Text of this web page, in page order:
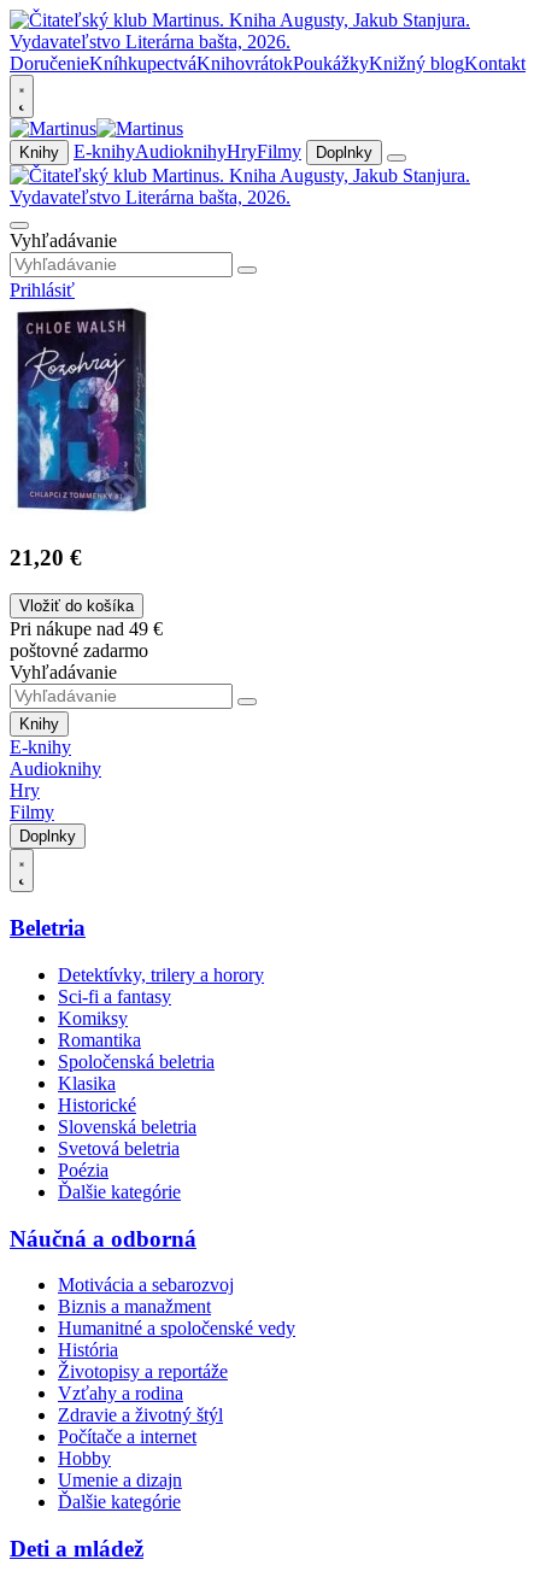
DoručenieKníhkupectváKnihovrátokPoukážkyKnižný blogKontakt
Knihy E-knihyAudioknihyHryFilmy Doplnky
Vyhľadávanie
Prihlásiť
21,20 €
Vložiť do košíka
Pri nákupe nad 49 €
poštovné zadarmo
Vyhľadávanie
Knihy
E-knihy
Audioknihy
Hry
Filmy
Doplnky
Beletria
Detektívky, trilery a horory
Sci-fi a fantasy
Komiksy
Romantika
Spoločenská beletria
Klasika
Historické
Slovenská beletria
Svetová beletria
Poézia
Ďalšie kategórie
Náučná a odborná
Motivácia a sebarozvoj
Biznis a manažment
Humanitné a spoločenské vedy
História
Životopisy a reportáže
Vzťahy a rodina
Zdravie a životný štýl
Počítače a internet
Hobby
Umenie a dizajn
Ďalšie kategórie
Deti a mládež